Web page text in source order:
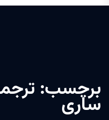
برچسب:
ساری